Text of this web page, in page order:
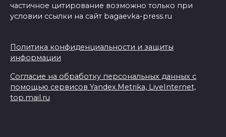
частичное цитирование возможно только при
условии ссылки на сайт bagaevka-press.ru
Политика конфиденциальности и защиты
информации
Согласие на обработку персональных данных с
помощью сервисов Yandex.Metrika, LiveInternet,
top.mail.ru